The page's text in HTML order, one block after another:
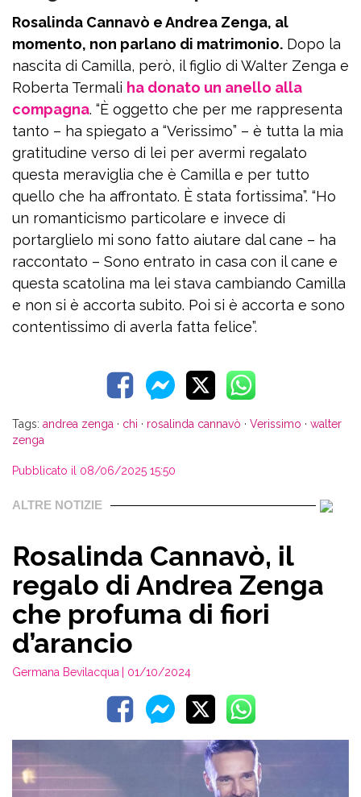
Rosalinda Cannavò e Andrea Zenga, al
momento, non parlano di matrimonio. Dopo la
nascita di Camilla, però, il figlio di Walter Zenga e
Roberta Termali ha donato un anello alla
compagna. “È oggetto che per me rappresenta
tanto – ha spiegato a “Verissimo” – è tutta la mia
gratitudine verso di lei per avermi regalato
questa meraviglia che è Camilla e per tutto
quello che ha affrontato. È stata fortissima”. “Ho
un romanticismo particolare e invece di
portarglielo mi sono fatto aiutare dal cane – ha
raccontato – Sono entrato in casa con il cane e
questa scatolina ma lei stava cambiando Camilla
e non si è accorta subito. Poi si è accorta e sono
contentissimo di averla fatta felice”.
Tags: andrea zenga · chi · rosalinda cannavò · Verissimo · walter
zenga
Pubblicato il 08/06/2025 15:50
ALTRE NOTIZIE
Rosalinda Cannavò, il
regalo di Andrea Zenga
che profuma di fiori
d’arancio
Germana Bevilacqua | 01/10/2024